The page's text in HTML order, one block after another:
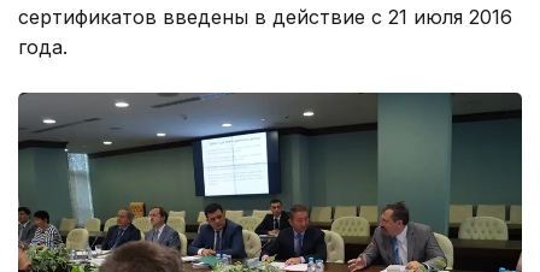
сертификатов введены в действие с 21 июля 2016
года.